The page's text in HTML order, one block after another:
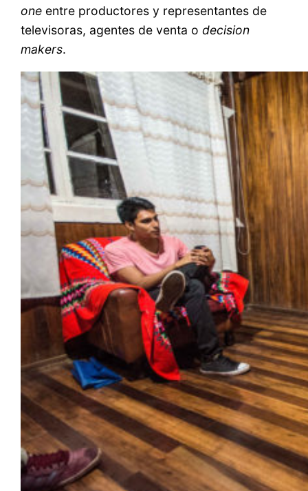
one entre productores y representantes de
televisoras, agentes de venta odecision
makers.